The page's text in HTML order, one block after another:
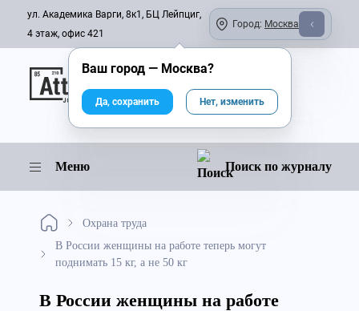
ул. Академика Варги, 8к1, БЦ Лейпциг,
4 этаж, офис 421
Город: Москва
Онлайн-журнал
Меню Поиск по журналу
Охрана труда
В России женщины на работе теперь могут
поднимать 15 кг, а не 50 кг
В России женщины на работе
Ваш город — Москва?
Да, сохранить Нет, изменить